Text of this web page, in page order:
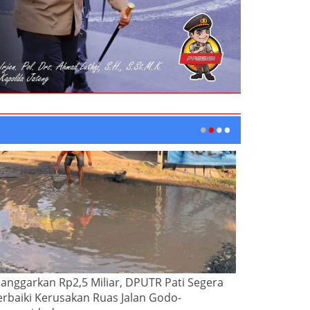
Rp2,5 Miliar, DPUTR Pati Segera
Kerusakan Ruas Jalan Godo-